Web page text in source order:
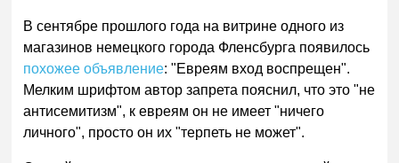
В сентябре прошлого года на витрине одного из
магазинов немецкого города Фленсбурга появилось
похожее объявление: "Евреям вход воспрещен".
Мелким шрифтом автор запрета пояснил, что это "не
антисемитизм", к евреям он не имеет "ничего
личного", просто он их "терпеть не может".